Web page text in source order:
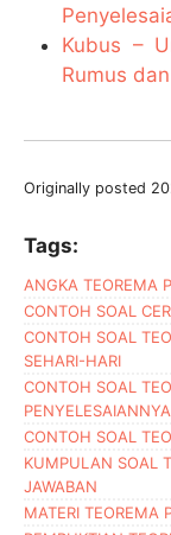
Kubus –
Rumus
Originally posted
Tags:
ANGKA TEOREMA
CONTOH SOAL
CONTOH SOAL
SEHARI-HARI
CONTOH SOAL
PENYELESAIANNYA
CONTOH SOAL
KUMPULAN SOAL
JAWABAN
MATERI TEOREMA